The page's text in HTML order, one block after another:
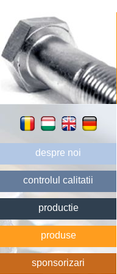
despre noi
controlul calitatii
productie
produse
sponsorizari